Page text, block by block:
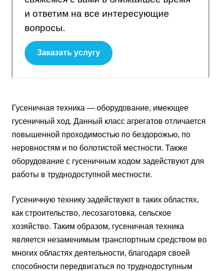
и ответим на все интересующие
вопросы.
Заказать услугу
Гусеничная техника — оборудование, имеющее
гусеничный ход. Данный класс агрегатов отличается
повышенной проходимостью по бездорожью, по
неровностям и по болотистой местности. Также
оборудование с гусеничным ходом задействуют для
работы в труднодоступной местности.
Гусеничную технику задействуют в таких областях,
как строительство, лесозаготовка, сельское
хозяйство. Таким образом, гусеничная техника
является незаменимым транспортным средством во
многих областях деятельности, благодаря своей
способности передвигаться по труднодоступным